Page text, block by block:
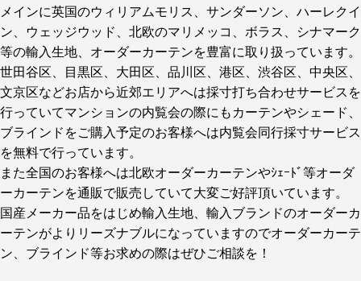
メインに英国のウィリアムモリス、サンダーソン、ハーレクイ
ン、ウェッジウッド、北欧のマリメッコ、ボラス、シナマーク
等の輸入生地、オーダーカーテンを豊富に取り扱っています。
世田谷区、目黒区、大田区、品川区、港区、渋谷区、中央区、
文京区などお店から近郊エリアへは採寸打ち合わせサービスを
行っていてマンションの内覧会の際にもカーテンやシェード、
ブラインドをご購入予定のお客様へは内覧会同行採寸サービス
を無料で行っています。
また全国のお客様へは北欧オーダーカーテンやｼｪｰﾄﾞ等オーダ
ーカーテンを通販で販売していて大変ご好評頂いています。
国産メーカー品をはじめ輸入生地、輸入ブランドのオーダーカ
ーテンがよりリーズナブルになっていますのでオーダーカーテ
ン、ブラインド等お求めの際はぜひご相談を！